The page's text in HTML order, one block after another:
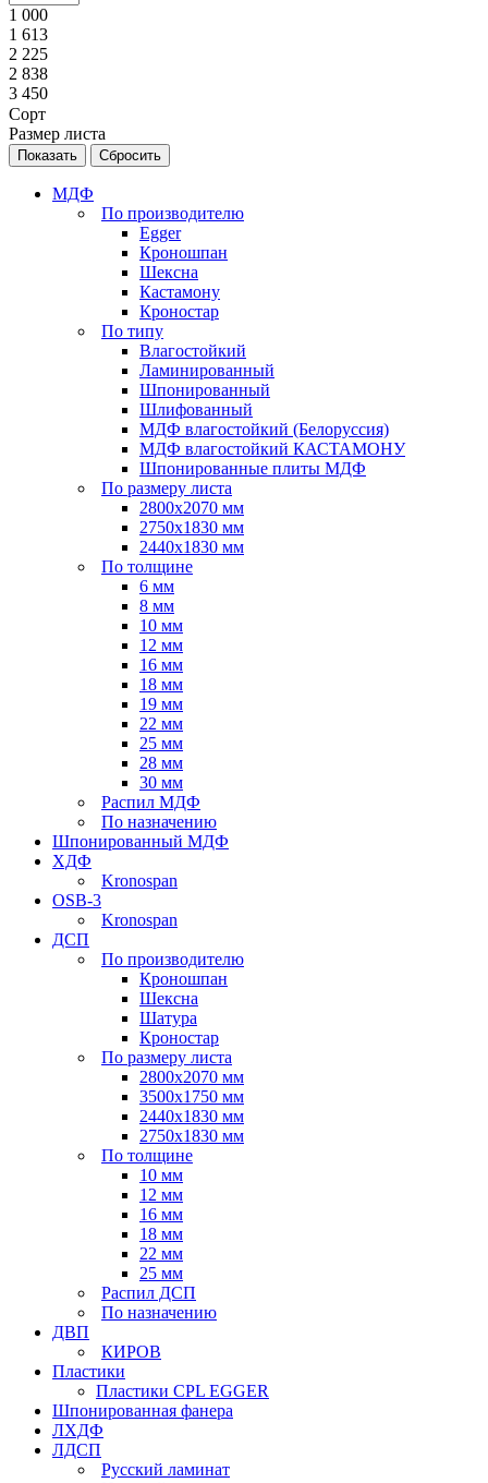
1 000
1 613
2 225
2 838
3 450
Сорт
Размер листа
Сбросить
МДФ
По производителю
Egger
Кроношпан
Шексна
Кастамону
Кроностар
По типу
Влагостойкий
Ламинированный
Шпонированный
Шлифованный
МДФ влагостойкий (Белоруссия)
МДФ влагостойкий КАСТАМОНУ
Шпонированные плиты МДФ
По размеру листа
2800х2070 мм
2750х1830 мм
2440х1830 мм
По толщине
6 мм
8 мм
10 мм
12 мм
16 мм
18 мм
19 мм
22 мм
25 мм
28 мм
30 мм
Распил МДФ
По назначению
Шпонированный МДФ
ХДФ
Kronospan
OSB-3
Kronospan
ДСП
По производителю
Кроношпан
Шексна
Шатура
Кроностар
По размеру листа
2800х2070 мм
3500х1750 мм
2440х1830 мм
2750х1830 мм
По толщине
10 мм
12 мм
16 мм
18 мм
22 мм
25 мм
Распил ДСП
По назначению
ДВП
КИРОВ
Пластики
Пластики CPL EGGER
Шпонированная фанера
ЛХДФ
ЛДСП
Русский ламинат